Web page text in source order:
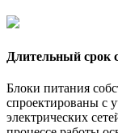
Длительный срок
Блоки питания
спроектированы с
электрических